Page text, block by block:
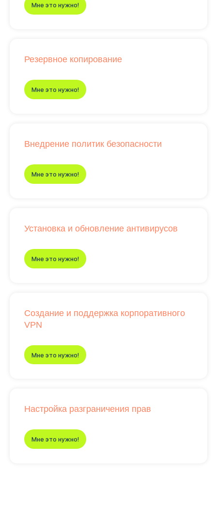
Мне это нужно!
Резервное копирование
Мне это нужно!
Внедрение политик безопасности
Мне это нужно!
Установка и обновление антивирусов
Мне это нужно!
Создание и поддержка корпоративного
VPN
Мне это нужно!
Настройка разграничения прав
Мне это нужно!